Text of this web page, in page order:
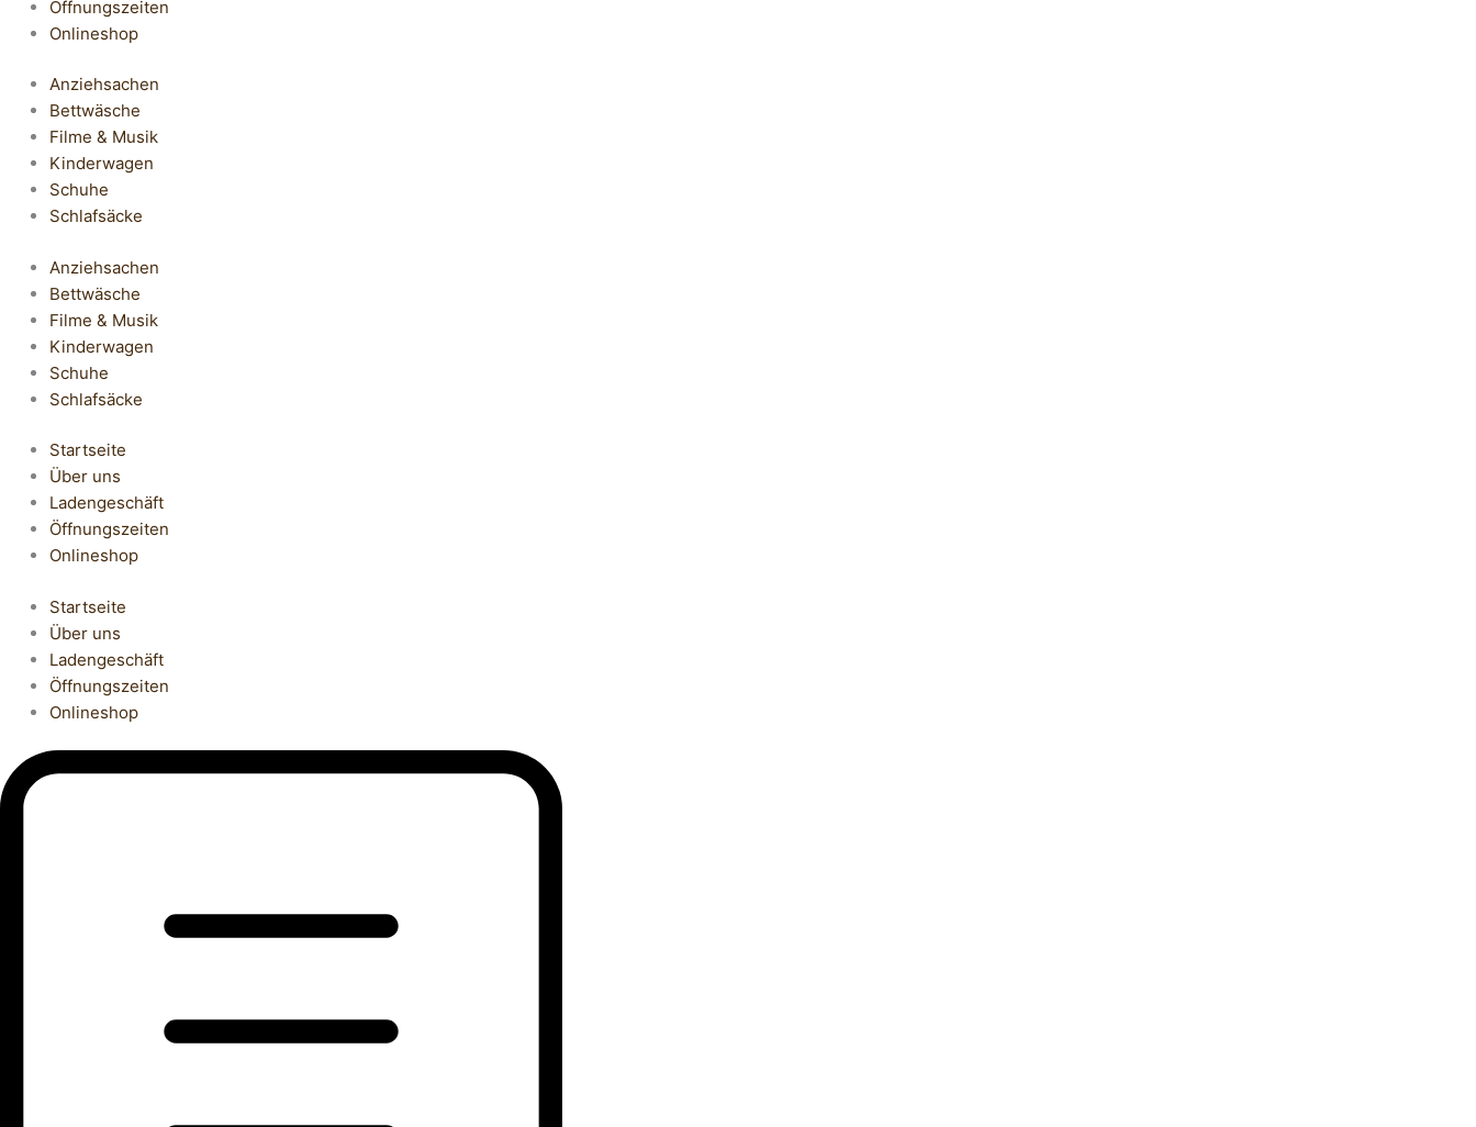
Öffnungszeiten
Onlineshop
Anziehsachen
Bettwäsche
Filme & Musik
Kinderwagen
Schuhe
Schlafsäcke
Anziehsachen
Bettwäsche
Filme & Musik
Kinderwagen
Schuhe
Schlafsäcke
Startseite
Über uns
Ladengeschäft
Öffnungszeiten
Onlineshop
Startseite
Über uns
Ladengeschäft
Öffnungszeiten
Onlineshop